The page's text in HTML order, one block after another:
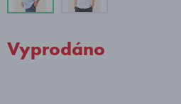
Vyprodáno